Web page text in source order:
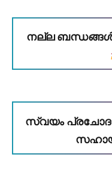
നല്ല ബന്ധങ്ങൾ
സ്വയം